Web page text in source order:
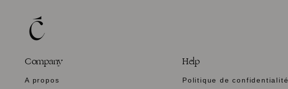
Company
A propos
Help
Politique de confidentialité